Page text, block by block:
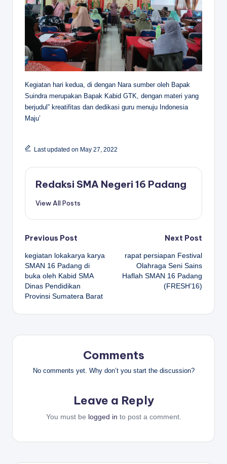
Kegiatan hari kedua, di dengan Nara sumber oleh Bapak
Suindra merupakan Bapak Kabid GTK, dengan materi yang
berjudul” kreatifitas dan dedikasi guru menuju Indonesia
Maju’
Last updated on May 27, 2022
Redaksi SMA Negeri 16 Padang
View All Posts
Post
navigation
Previous Post
kegiatan lokakarya karya
SMAN 16 Padang di
buka oleh Kabid SMA
Dinas Pendidikan
Provinsi Sumatera Barat
Next Post
rapat persiapan Festival
Olahraga Seni Sains
Haflah SMAN 16 Padang
(FRESH’16)
Comments
No comments yet. Why don’t you start the discussion?
Leave a Reply
You must be logged in to post a comment.